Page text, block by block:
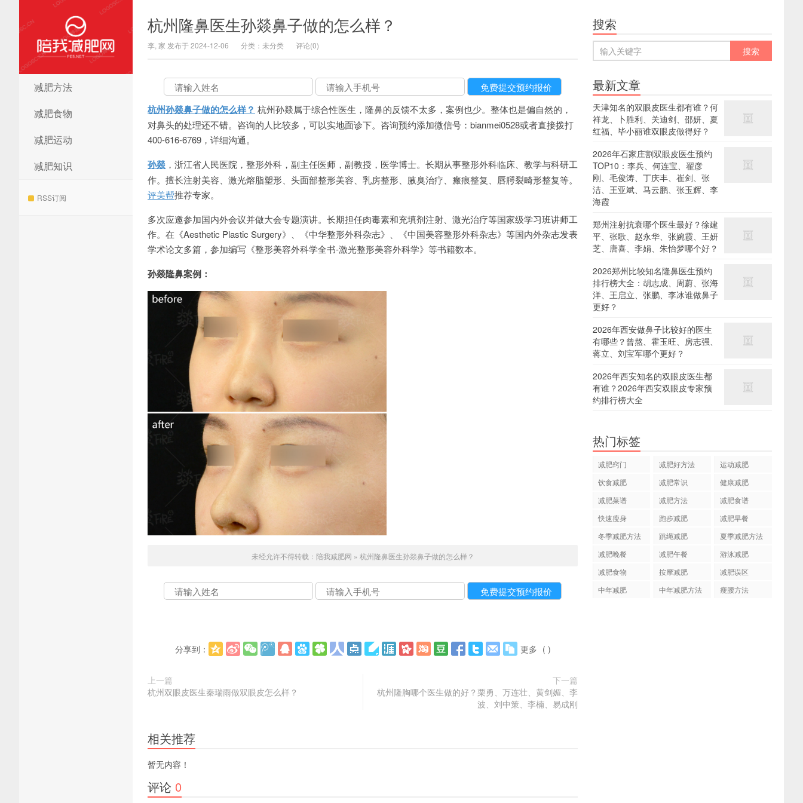
陪我减肥网
减肥方法
减肥食物
减肥运动
减肥知识
RSS订阅
杭州隆鼻医生孙燚鼻子做的怎么样？
李, 家 发布于 2024-12-06 分类：未分类 评论(0)
杭州孙燚鼻子做的怎么样？ 杭州孙燚属于综合性医生，隆鼻的反馈不太多，案例也少。整体也是偏自然的，
对鼻头的处理还不错。咨询的人比较多，可以实地面诊下。咨询预约添加微信号：bianmei0528或者直接拨打
400-616-6769，详细沟通。
孙燚 ，浙江省人民医院，整形外科，副主任医师，副教授，医学博士。长期从事整形外科临床、教学与科研工
作。擅长注射美容、激光熔脂塑形、头面部整形美容、乳房整形、腋臭治疗、瘢痕整复、唇腭裂畸形整复等。
评美帮推荐专家。
多次应邀参加国内外会议并做大会专题演讲。长期担任肉毒素和充填剂注射、激光治疗等国家级学习班讲师工
作。在《Aesthetic Plastic Surgery》、《中华整形外科杂志》、《中国美容整形外科杂志》等国内外杂志发表
学术论文多篇，参加编写《整形美容外科学全书-激光整形美容外科学》等书籍数本。
孙燚隆鼻案例：
未经允许不得转载： 陪我减肥网 » 杭州隆鼻医生孙燚鼻子做的怎么样？
分享到： 更多 ( )
上一篇
杭州双眼皮医生秦瑞雨做双眼皮怎么样？
下一篇
杭州隆胸哪个医生做的好？栗勇、万连壮、黄剑媚、李
波、刘中策、李楠、易成刚
相关推荐
暂无内容！
评论 0
搜索
最新文章
天津知名的双眼皮医生都有谁？何
祥龙、卜胜利、关迪剑、邵妍、夏
红福、毕小丽谁双眼皮做得好？
2026年石家庄割双眼皮医生预约
TOP10：李兵、何连宝、翟彦
刚、毛俊涛、丁庆丰、崔剑、张
洁、王亚斌、马云鹏、张玉辉、李
海霞
郑州注射抗衰哪个医生最好？徐建
平、张歌、赵永华、张婉霞、王妍
芝、唐喜、李娟、朱怡梦哪个好？
2026郑州比较知名隆鼻医生预约
排行榜大全：胡志成、周蔚、张海
洋、王启立、张鹏、李冰谁做鼻子
更好？
2026年西安做鼻子比较好的医生
有哪些？曾熬、霍玉旺、房志强、
蒋立、刘宝军哪个更好？
2026年西安知名的双眼皮医生都
有谁？2026年西安双眼皮专家预
约排行榜大全
热门标签
减肥窍门 减肥好方法
运动减肥
饮食减肥
减肥常识
健康减肥
减肥菜谱
减肥方法
减肥食谱
快速瘦身
跑步减肥
减肥早餐
冬季减肥方法
跳绳减肥
夏季减肥方法
减肥晚餐
减肥午餐
游泳减肥
减肥食物
按摩减肥
减肥误区
中年减肥
中年减肥方法 瘦腰方法